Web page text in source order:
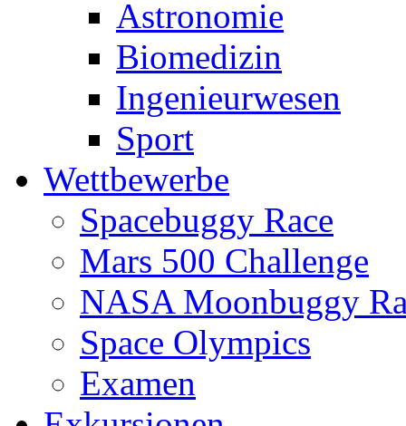
Astronomie
Biomedizin
Ingenieurwesen
Sport
Wettbewerbe
Spacebuggy Race
Mars 500 Challenge
NASA Moonbuggy
Space Olympics
Examen